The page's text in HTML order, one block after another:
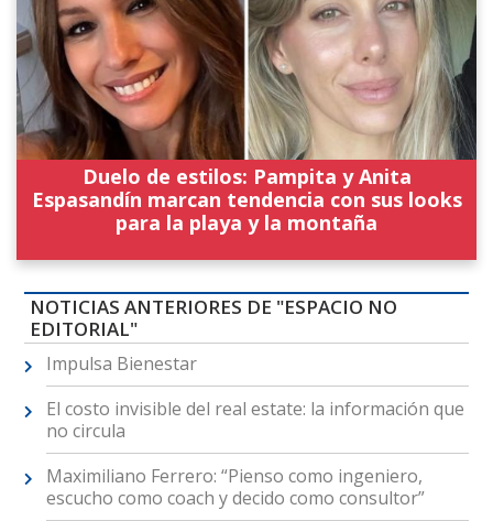
Duelo de estilos: Pampita y Anita
Espasandín marcan tendencia con sus looks
para la playa y la montaña
NOTICIAS ANTERIORES DE "ESPACIO NO
EDITORIAL"
Impulsa Bienestar
El costo invisible del real estate: la información que
no circula
Maximiliano Ferrero: “Pienso como ingeniero,
escucho como coach y decido como consultor”